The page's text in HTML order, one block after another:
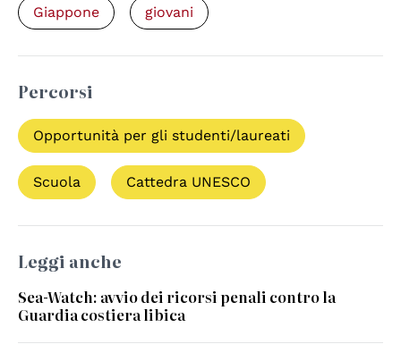
Giappone giovani
Percorsi
Opportunità per gli studenti/laureati
Scuola Cattedra UNESCO
Leggi anche
Sea-Watch: avvio dei ricorsi penali contro la
Guardia costiera libica